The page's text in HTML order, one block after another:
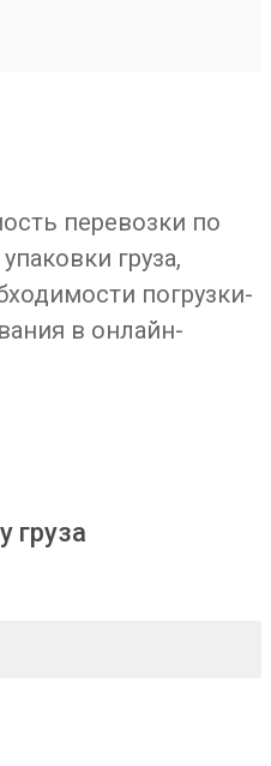
перевозки по
груза,
погрузки-
в онлайн-
груза